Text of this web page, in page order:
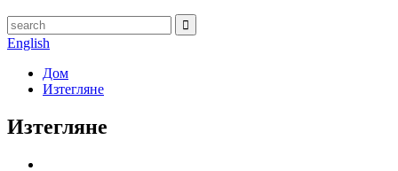
English
Дом
Изтегляне
Изтегляне